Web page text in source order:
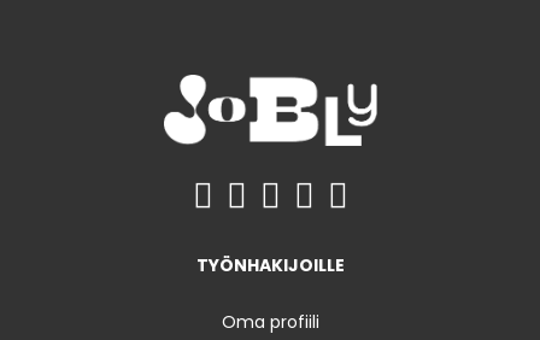
TYÖNHAKIJOILLE
Oma profiili